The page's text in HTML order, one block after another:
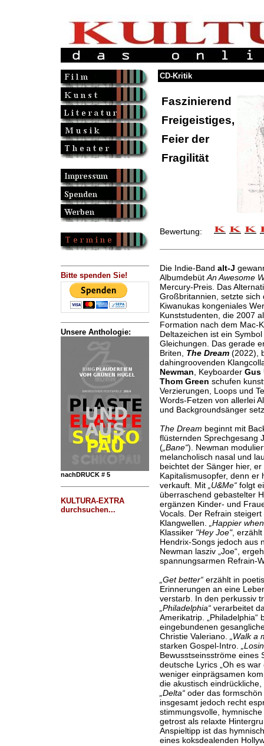
Bitte spenden Sie!
Unsere Anthologie:
nachDRUCK # 5
KULTURA-EXTRA
durchsuchen...
CD-Kritik
Faszinierend
Freigeistiges,
Feier der
Fragilität
Bewertung:
Die Indie-Band alt-J
Albumdebüt An Awesome
Mercury-Preis. Das
Großbritannien, setzte
Kiwanukas kongeniales
Kunststudenten, die 2007
Formation nach dem Mac-
Deltazeichen ist ein
Gleichungen. Das gerade
Briten, The Dream(2022),
dahingroovenden
Newman , Keyboarder Gus
Thom Green schufen
Verzierungen, Loops und
Words-Fetzen von allerlei
und Backgroundsänger
The Dream beginnt mit
flüsternden Sprechgesang
(„Bane“). Newman
melancholisch nasal und
beichtet der Sänger hier,
Kapitalismusopfer, denn er
verkauft. Mit
„U&Me“folgt
überraschend gebastelter
ergänzen Kinder- und
Vocals. Der Refrain
Klangwellen.
„Happier
Klassiker "Hey Joe", erzählt
Hendrix-Songs jedoch aus
Newman lasziv „Joe“,
spannungsarmen Refrain-
„Get better“erzählt in
Erinnerungen an eine
verstarb. In den perkussiv
„Philadelphia“verarbeitet
Amerikatrip.
eingebundenen
Christie Valeriano.
„Walk a
starken Gospel-Intro.
Bewusstseinsströme eines
deutsche Lyrics „Oh es
weniger einprägsamen
die akustisch
„Delta“oder das
insgesamt jedoch recht
stimmungsvolle,
getrost als relaxte
Anspieltipp ist das
eines koksdealenden